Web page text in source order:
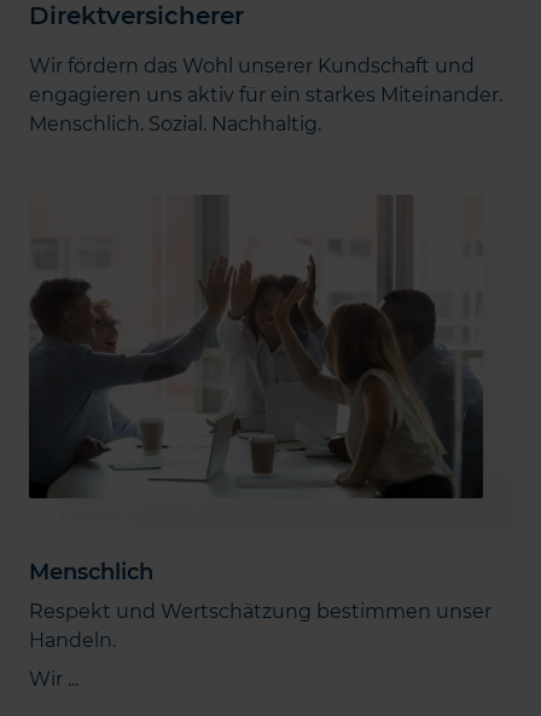
Direktversicherer
Wir fördern das Wohl unserer Kundschaft und
engagieren uns aktiv für ein starkes Miteinander.
Menschlich. Sozial. Nachhaltig.
Menschlich
Respekt und Wertschätzung bestimmen unser
Handeln.
Wir ...